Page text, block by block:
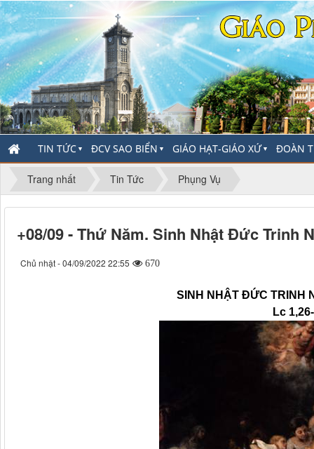
TIN TỨC ▼ ĐCV SAO BIỂN ▼ GIÁO HẠT-GIÁO XỨ▼ ĐOÀN
Trang nhất Tin Tức Phụng Vụ
+08/09 - Thứ Năm. Sinh Nhật Đức Trinh
Chủ nhật - 04/09/2022 22:55 670
SINH NHẬT ÐỨC TRINH
Lc